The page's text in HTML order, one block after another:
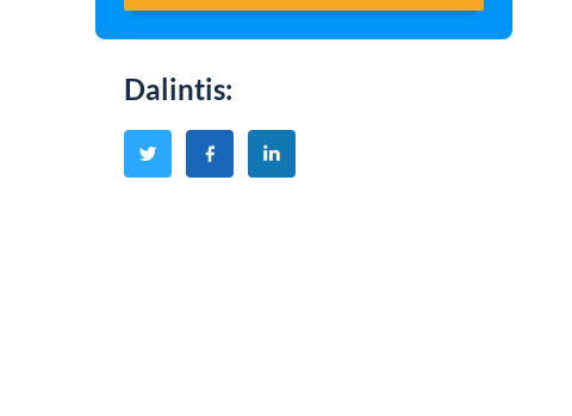
Dalintis: